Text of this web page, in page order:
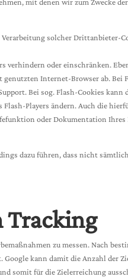
solcher
oder einschränken.
Internet-Browser ab. Bei
Bei sog. Flash-Cookies
Players ändern. Auch die
oder Dokumentation
dazu führen, dass nicht
Tracking
zu messen. Nach
kann damit die Anzahl der
somit für die Zielerreichung